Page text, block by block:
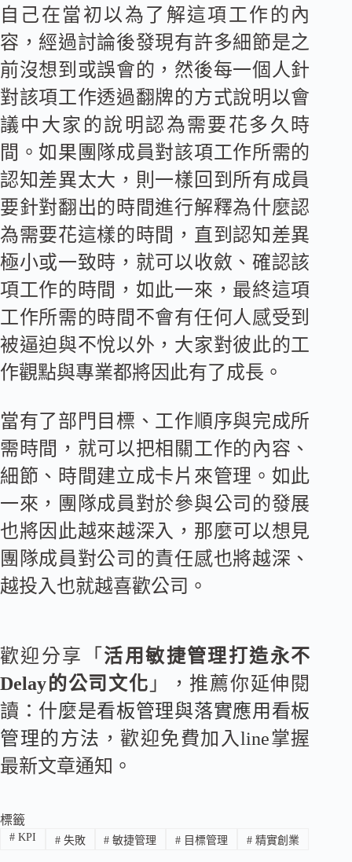
自己在當初以為了解這項工作的內
容，經過討論後發現有許多細節是之
前沒想到或誤會的，然後每一個人針
對該項工作透過翻牌的方式說明以會
議中大家的說明認為需要花多久時
間。如果團隊成員對該項工作所需的
認知差異太大，則一樣回到所有成員
要針對翻出的時間進行解釋為什麼認
為需要花這樣的時間，直到認知差異
極小或一致時，就可以收斂、確認該
項工作的時間，如此一來，最終這項
工作所需的時間不會有任何人感受到
被逼迫與不悅以外，大家對彼此的工
作觀點與專業都將因此有了成長。
當有了部門目標、工作順序與完成所
需時間，就可以把相關工作的內容、
細節、時間建立成卡片來管理。如此
一來，團隊成員對於參與公司的發展
也將因此越來越深入，那麼可以想見
團隊成員對公司的責任感也將越深、
越投入也就越喜歡公司。
歡迎分享「 活用敏捷管理打造永不
Delay的公司文化 」，推薦你延伸閱
讀： 什麼是看板管理與落實應用看板
管理的方法 ，歡迎免費加入line掌握
最新文章通知。
標籤
#KPI #失敗 # 敏捷管理 # 目標管理 # 精實創業